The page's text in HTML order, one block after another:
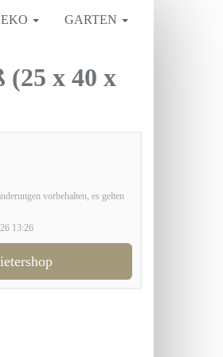
GARTEN
x 40 x
vorbehalten, es gelten
13:26